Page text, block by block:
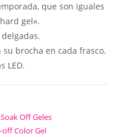
que son iguales
gel».
brocha en cada frasco.
LED.
Off Geles
off Color Gel